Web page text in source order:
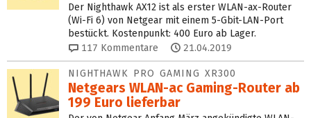
Der Nighthawk AX12 ist als erster WLAN-ax-Router
(Wi-Fi 6) von Netgear mit einem 5-Gbit-LAN-Port
bestückt. Kostenpunkt: 400 Euro ab Lager.
117 Kommentare 21.04.2019
NIGHTHAWK PRO GAMING XR300
Netgears WLAN-ac Gaming-Router ab
199 Euro lieferbar